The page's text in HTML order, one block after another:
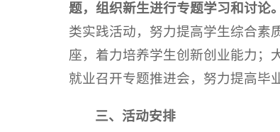
题，组织新生进行专题学习和讨论。
类实践活动，努力提高学生综合素
座，着力培养学生创新创业能力；
就业召开专题推进会，努力提高毕
三、活动安排